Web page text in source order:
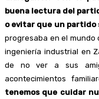
buena lectura del
o evitar que un partido
progresaba en el mundo
ingeniería industrial en
de no ver a sus
acontecimientos
tenemos que cuidar